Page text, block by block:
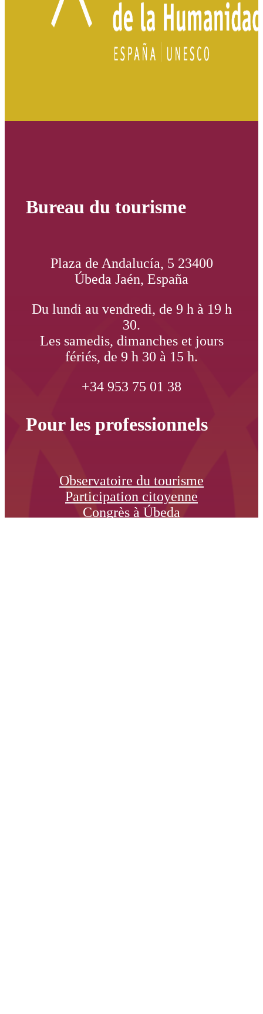
Bureau du tourisme
Plaza de Andalucía, 5 23400
Úbeda Jaén, España
Du lundi au vendredi, de 9 h à 19 h
30.
Les samedis, dimanches et jours
fériés, de 9 h 30 à 15 h.
+34 953 75 01 38
Pour les professionnels
Observatoire du tourisme
Participation citoyenne
Congrès à Úbeda